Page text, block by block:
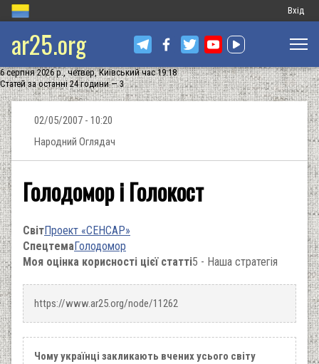
Меню
запису
Вхід
ar25.org
6 серпня 2026 р., четвер, Київський час 19:18
Статей за останні 24 години — 3
02/05/2007 - 10:20
Народний Оглядач
Голодомор і Голокост
СвітПроект «СЕНСАР»
СпецтемаГолодомор
Моя оцінка корисності цієї статті5 - Наша стратегія
https://www.ar25.org/node/11262
Чому українці закликають вчених усього світу